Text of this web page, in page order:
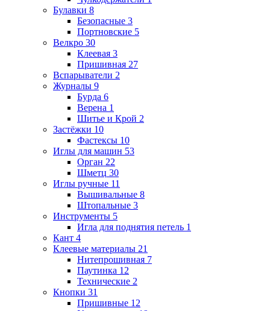
Булавки 8
Безопасные 3
Портновские 5
Велкро 30
Клеевая 3
Пришивная 27
Вспарыватели 2
Журналы 9
Бурда 6
Верена 1
Шитье и Крой 2
Застёжки 10
Фастексы 10
Иглы для машин 53
Орган 22
Шметц 30
Иглы ручные 11
Вышивальные 8
Штопальные 3
Инструменты 5
Игла для поднятия петель 1
Кант 4
Клеевые материалы 21
Нитепрошивная 7
Паутинка 12
Технические 2
Кнопки 31
Пришивные 12